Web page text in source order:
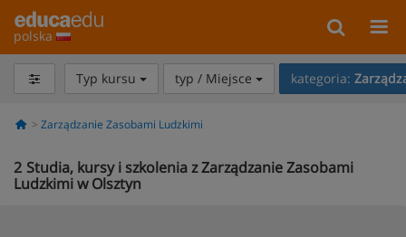
polska
Typ kursu typ / Miejsce kategoria:
Zarządzanie Zasobami Ludzkimi
2 Studia, kursy i szkolenia z Zarządzanie Zasobami
Ludzkimi w Olsztyn